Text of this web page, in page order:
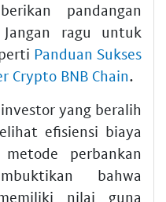
pandangan
ragu untuk
Panduan Sukses
Crypto BNB Chain.
yang beralih
efisiensi biaya
perbankan
bahwa
nilai guna